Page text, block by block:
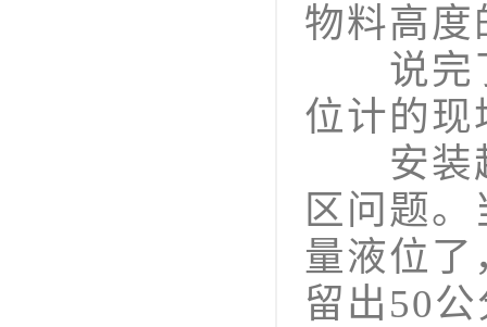
物料高度
说完了
位计的现
安装超
区问题
量液位
留出50